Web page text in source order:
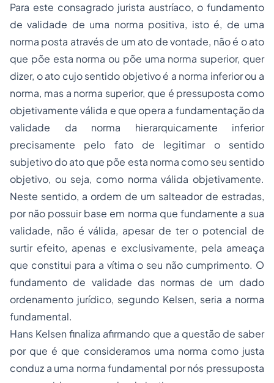
Para este consagrado jurista austríaco, o fundamento
de validade de uma norma positiva, isto é, de uma
norma posta através de um ato de vontade, não é o ato
que põe esta norma ou põe uma norma superior, quer
dizer, o ato cujo sentido objetivo é a norma inferior ou a
norma, mas a norma superior, que é pressuposta como
objetivamente válida e que opera a fundamentação da
validade da norma hierarquicamente inferior
precisamente pelo fato de legitimar o sentido
subjetivo do ato que põe esta norma como seu sentido
objetivo, ou seja, como norma válida objetivamente.
Neste sentido, a ordem de um salteador de estradas,
por não possuir base em norma que fundamente a sua
validade, não é válida, apesar de ter o potencial de
surtir efeito, apenas e exclusivamente, pela ameaça
que constitui para a vítima o seu não cumprimento. O
fundamento de validade das normas de um dado
ordenamento jurídico, segundo Kelsen, seria a norma
fundamental.
Hans Kelsen finaliza afirmando que a questão de saber
por que é que consideramos uma norma como justa
conduz a uma norma fundamental por nós pressuposta